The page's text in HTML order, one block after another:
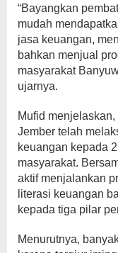
“Bayangkan
mudah
jasa keuangan,
bahkan menjual
masyarakat
ujarnya.
Mufid
Jember telah
keuangan kepada
masyarakat.
aktif menjalankan
literasi keuangan
kepada tiga pilar
Menurutnya,